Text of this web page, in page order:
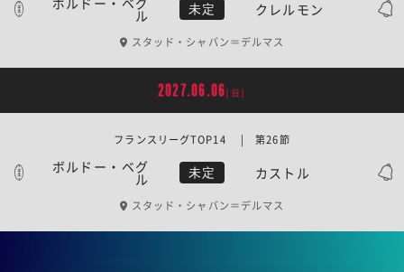
ル 未定 クレルモン
スタッド・シャバン＝デルマス
2027.06.06[日]
ボルドー・ベグ
ル 未定 カストル
フランスリーグTOP14 | 第26節
スタッド・シャバン＝デルマス